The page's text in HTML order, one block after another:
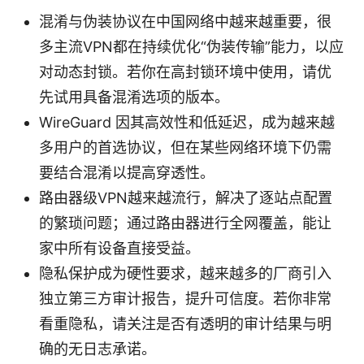
混淆与伪装协议在中国网络中越来越重要，很
多主流VPN都在持续优化“伪装传输”能力，以应
对动态封锁。若你在高封锁环境中使用，请优
先试用具备混淆选项的版本。
WireGuard 因其高效性和低延迟，成为越来越
多用户的首选协议，但在某些网络环境下仍需
要结合混淆以提高穿透性。
路由器级VPN越来越流行，解决了逐站点配置
的繁琐问题；通过路由器进行全网覆盖，能让
家中所有设备直接受益。
隐私保护成为硬性要求，越来越多的厂商引入
独立第三方审计报告，提升可信度。若你非常
看重隐私，请关注是否有透明的审计结果与明
确的无日志承诺。